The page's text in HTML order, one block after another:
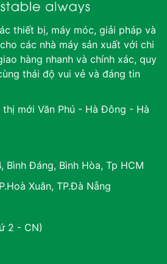
thiết bị, máy móc, giải pháp và
các nhà máy sản xuất với chi
hàng nhanh và chính xác, quy
thái độ vui vẻ và đáng tin
mới Văn Phú - Hà Đông - Hà
Bình Đáng, Bình Hòa, Tp HCM
Xuân, TP.Đà Nẵng
2 - CN)